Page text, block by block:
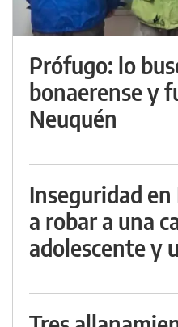
Prófugo: lo
bonaerense y
Neuquén
Inseguridad
a robar a una
adolescente y